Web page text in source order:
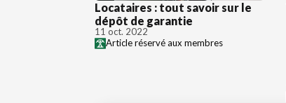
Locataires : tout savoir sur le
dépôt de garantie
11 oct. 2022
Article réservé aux membres